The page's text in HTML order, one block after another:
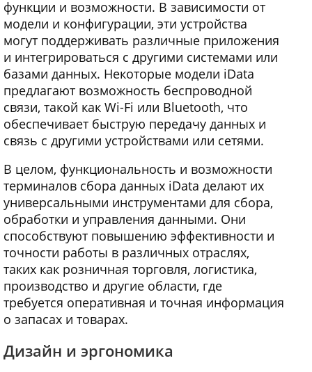
функции и возможности. В зависимости от
модели и конфигурации, эти устройства
могут поддерживать различные приложения
и интегрироваться с другими системами или
базами данных. Некоторые модели iData
предлагают возможность беспроводной
связи, такой как Wi-Fi или Bluetooth, что
обеспечивает быструю передачу данных и
связь с другими устройствами или сетями.
В целом, функциональность и возможности
терминалов сбора данных iData делают их
универсальными инструментами для сбора,
обработки и управления данными. Они
способствуют повышению эффективности и
точности работы в различных отраслях,
таких как розничная торговля, логистика,
производство и другие области, где
требуется оперативная и точная информация
о запасах и товарах.
Дизайн и эргономика